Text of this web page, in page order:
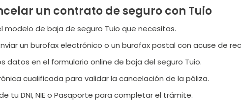
un contrato de seguro con Tuio
modelo de baja de seguro Tuio que necesitas.
un burofax electrónico o un burofax postal con acuse de
datos en el formulario online de baja del seguro Tuio.
cualificada para validar la cancelación de la póliza.
tu DNI, NIE o Pasaporte para completar el trámite.